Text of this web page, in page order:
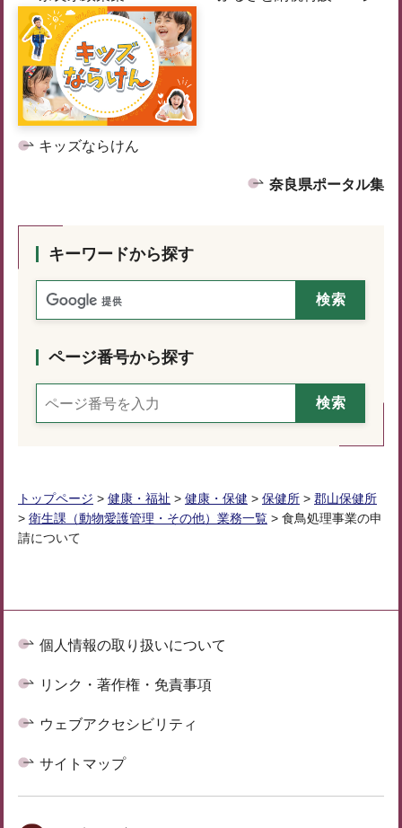
キッズならけん
奈良県ポータル集
キーワードから探す
ページ番号から探す
トップページ > 健康・福祉 > 健康・保健 > 保健所 > 郡山保健所
> 衛生課（動物愛護管理・その他）業務一覧 > 食鳥処理事業の申
請について
個人情報の取り扱いについて
リンク・著作権・免責事項
ウェブアクセシビリティ
サイトマップ